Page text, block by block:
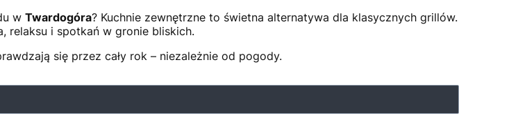
w Twardogóra? Kuchnie zewnętrzne to świetna alternatywa dla klasycznych grillów.
relaksu i spotkań w gronie bliskich.
się przez cały rok – niezależnie od pogody.